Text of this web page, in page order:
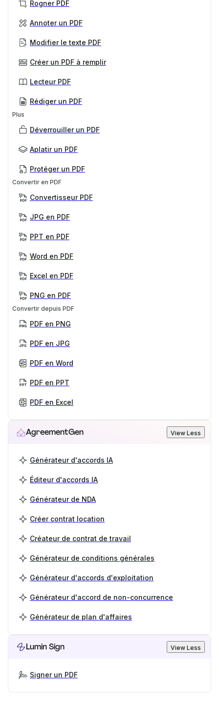
Rogner PDF
Annoter un PDF
Modifier le texte PDF
Créer un PDF à remplir
Lecteur PDF
Rédiger un PDF
Plus
Déverrouiller un PDF
Aplatir un PDF
Protéger un PDF
Convertir en PDF
Convertisseur PDF
JPG en PDF
PPT en PDF
Word en PDF
Excel en PDF
PNG en PDF
Convertir depuis PDF
PDF en PNG
PDF en JPG
PDF en Word
PDF en PPT
PDF en Excel
AgreementGen View Less
Générateur d'accords IA
Éditeur d'accords IA
Générateur de NDA
Créer contrat location
Créateur de contrat de travail
Générateur de conditions générales
Générateur d'accords d'exploitation
Générateur d'accord de non-concurrence
Générateur de plan d'affaires
Lumin Sign View Less
Signer un PDF